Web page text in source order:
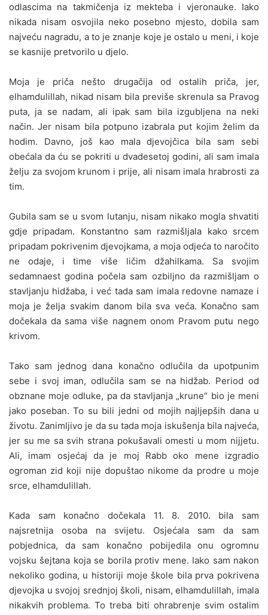
odlascima na takmičenja iz mekteba i vjeronauke. Iako
nikada nisam osvojila neko posebno mjesto, dobila sam
najveću nagradu, a to je znanje koje je ostalo u meni, i koje
se kasnije pretvorilo u djelo.
Moja je priča nešto drugačija od ostalih priča, jer,
elhamdulillah, nikad nisam bila previše skrenula sa Pravog
puta, ja se nadam, ali ipak sam bila izgubljena na neki
način. Jer nisam bila potpuno izabrala put kojim želim da
hodim. Davno, još kao mala djevojčica bila sam sebi
obećala da ću se pokriti u dvadesetoj godini, ali sam imala
želju za svojom krunom i prije, ali nisam imala hrabrosti za
tim.
Gubila sam se u svom lutanju, nisam nikako mogla shvatiti
gdje pripadam. Konstantno sam razmišljala kako srcem
pripadam pokrivenim djevojkama, a moja odjeća to naročito
ne odaje, i time više ličim džahilkama. Sa svojim
sedamnaest godina počela sam ozbiljno da razmišljam o
stavljanju hidžaba, i već tada sam imala redovne namaze i
moja je želja svakim danom bila sva veća. Konačno sam
dočekala da sama više nagnem onom Pravom putu nego
krivom.
Tako sam jednog dana konačno odlučila da upotpunim
sebe i svoj iman, odlučila sam se na hidžab. Period od
obznane moje odluke, pa da stavljanja „krune“ bio je meni
jako poseban. To su bili jedni od mojih najljepših dana u
životu. Zanimljivo je da su tada moja iskušenja bila najveća,
jer su me sa svih strana pokušavali omesti u mom nijjetu.
Ali, imam osjećaj da je moj Rabb oko mene izgradio
ogroman zid koji nije dopuštao nikome da prodre u moje
srce, elhamdulillah.
Kada sam konačno dočekala 11. 8. 2010. bila sam
najsretnija osoba na svijetu. Osjećala sam da sam
pobjednica, da sam konačno pobijedila onu ogromnu
vojsku šejtana koja se borila protiv mene. Iako sam nakon
nekoliko godina, u historiji moje škole bila prva pokrivena
djevojka u svojoj srednjoj školi, nisam, elhamdulillah, imala
nikakvih problema. To treba biti ohrabrenje svim ostalim